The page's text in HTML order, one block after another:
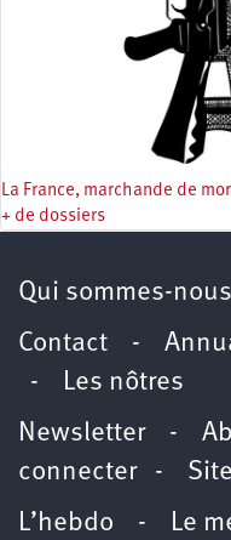
La France, marchande de
+ de dossiers
Qui sommes-nous
Contact -
- Les nôtres
Newsletter-
connecter-
L’hebdo - Le